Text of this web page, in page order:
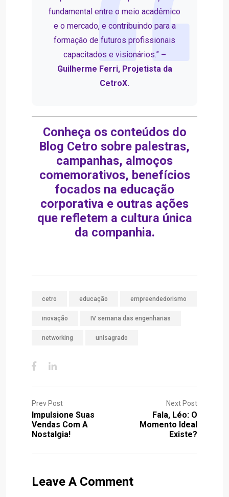
fundamental entre o meio acadêmico
e o mercado, e contribuindo para a
formação de futuros profissionais
capacitados e visionários.” –
Guilherme Ferri, Projetista da
CetroX.
Conheça os conteúdos do
Blog Cetro sobre palestras,
campanhas, almoços
comemorativos, benefícios
focados na educação
corporativa e outras ações
que refletem a cultura única
da companhia.
cetro educação empreendedorismo
inovação IV semana das engenharias
networking unisagrado
Prev Post
Impulsione Suas
Vendas Com A
Nostalgia!
Next Post
Fala, Léo: O
Momento Ideal
Existe?
Leave A Comment